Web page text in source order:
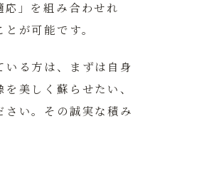
」 を組み合わせれ
が可能です。
る方は、まずは自身
美しく蘇らせたい、
い。その誠実な積み